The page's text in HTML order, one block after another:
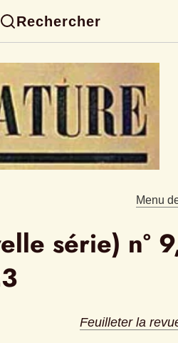
Rechercher
Menu
série) n°
Feuilleter la